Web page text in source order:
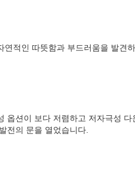
적인 따뜻함과 부드러움을 발견
션이 보다 저렴하고 저자극성
전의 문을 열었습니다.